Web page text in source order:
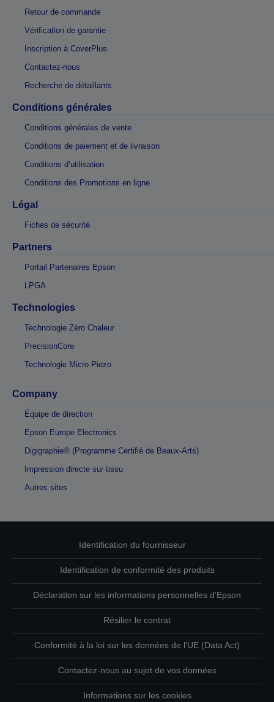
Retour de commande
Vérification de garantie
Inscription à CoverPlus
Contactez-nous
Recherche de détaillants
Conditions générales
Conditions générales de vente
Conditions de paiement et de livraison
Conditions d’utilisation
Conditions des Promotions en ligne
Légal
Fiches de sécurité
Partners
Portail Partenaires Epson
LPGA
Technologies
Technologie Zéro Chaleur
PrecisionCore
Technologie Micro Piezo
Company
Équipe de direction
Epson Europe Electronics
Digigraphie® (Programme Certifié de Beaux-Arts)
Impression directe sur tissu
Autres sites
Identification du fournisseur
Identification de conformité des produits
Déclaration sur les informations personnelles d’Epson
Résilier le contrat
Conformité à la loi sur les données de l'UE (Data Act)
Contactez-nous au sujet de vos données
Informations sur les cookies